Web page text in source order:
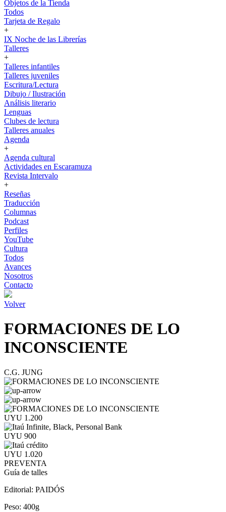
Objetos de la Tienda
Todos
Tarjeta de Regalo
+
IX Noche de las Librerías
Talleres
+
Talleres infantiles
Talleres juveniles
Escritura/Lectura
Dibujo / Ilustración
Análisis literario
Lenguas
Clubes de lectura
Talleres anuales
Agenda
+
Agenda cultural
Actividades en Escaramuza
Revista Intervalo
+
Reseñas
Traducción
Columnas
Podcast
Perfiles
YouTube
Cultura
Todos
Avances
Nosotros
Contacto
Volver
FORMACIONES DE LO
INCONSCIENTE
C.G. JUNG
UYU 1.200
UYU 900
UYU 1.020
PREVENTA
Guía de talles
Editorial: PAIDÓS
Peso: 400g